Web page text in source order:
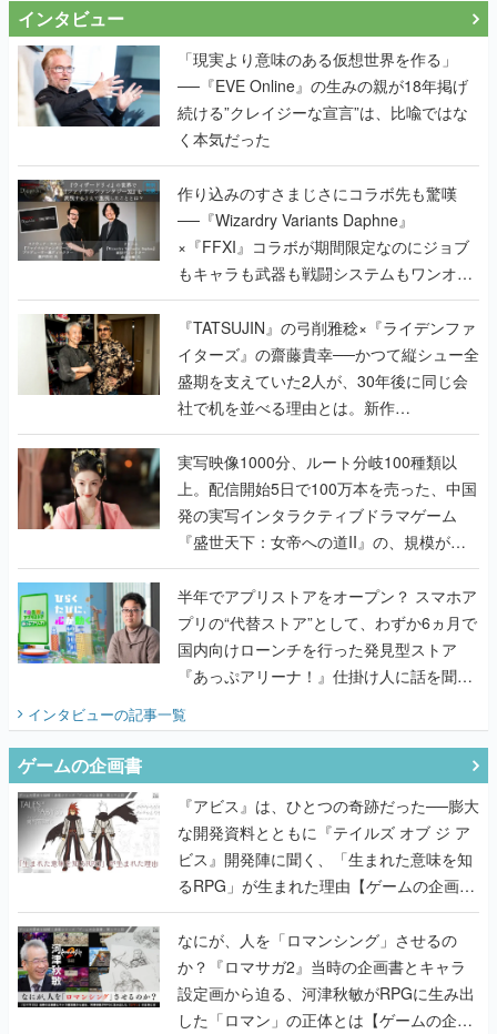
インタビュー
「現実より意味のある仮想世界を作る」
──『EVE Online』の生みの親が18年掲げ
続ける”クレイジーな宣言”は、比喩ではな
く本気だった
作り込みのすさまじさにコラボ先も驚嘆
──『Wizardry Variants Daphne』
×『FFXI』コラボが期間限定なのにジョブ
もキャラも武器も戦闘システムもワンオフ
で作り込まれた理由を両ディレクターに聞
く
『TATSUJIN』の弓削雅稔×『ライデンファ
イターズ』の齋藤貴幸──かつて縦シュー全
盛期を支えていた2人が、30年後に同じ会
社で机を並べる理由とは。新作
『TATSUJIN EXTREME』で初タッグを組
んだレジェンド2人に訊く開発秘話
実写映像1000分、ルート分岐100種類以
上。配信開始5日で100万本を売った、中国
発の実写インタラクティブドラマゲーム
『盛世天下：女帝への道II』の、規模が違
うこだわりをプロデューサーに聞いた
半年でアプリストアをオープン？ スマホア
プリの“代替ストア”として、わずか6ヵ月で
国内向けローンチを行った発見型ストア
『あっぷアリーナ！』仕掛け人に話を聞い
てみた
インタビューの記事一覧
ゲームの企画書
『アビス』は、ひとつの奇跡だった──膨大
な開発資料とともに『テイルズ オブ ジ ア
ビス』開発陣に聞く、「生まれた意味を知
るRPG」が生まれた理由【ゲームの企画
書】
なにが、人を「ロマンシング」させるの
か？『ロマサガ2』当時の企画書とキャラ
設定画から迫る、河津秋敏がRPGに生み出
した「ロマン」の正体とは【ゲームの企画